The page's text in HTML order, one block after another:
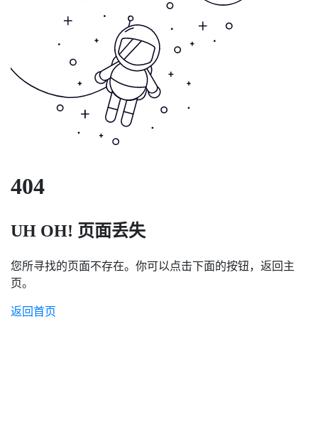
404
UH OH! 页面丢失
您所寻找的页面不存在。你可以点击下面的按钮，返回主
页。
返回首页